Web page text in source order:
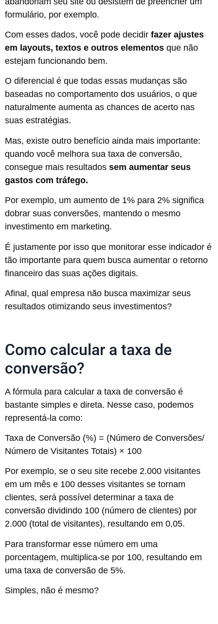
formulário, por exemplo.
Com esses dados, você pode decidir fazer ajustes
em layouts, textos e outros elementos que não
estejam funcionando bem.
O diferencial é que todas essas mudanças são
baseadas no comportamento dos usuários, o que
naturalmente aumenta as chances de acerto nas
suas estratégias.
Mas, existe outro benefício ainda mais importante:
quando você melhora sua taxa de conversão,
consegue mais resultados sem aumentar seus
gastos com tráfego.
Por exemplo, um aumento de 1% para 2% significa
dobrar suas conversões, mantendo o mesmo
investimento em marketing.
É justamente por isso que monitorar esse indicador é
tão importante para quem busca aumentar o retorno
financeiro das suas ações digitais.
Afinal, qual empresa não busca maximizar seus
resultados otimizando seus investimentos?
Como calcular a taxa de
conversão?
A fórmula para calcular a taxa de conversão é
bastante simples e direta. Nesse caso, podemos
representá-la como:
Taxa de Conversão (%) = (Número de Conversões/
Número de Visitantes Totais) × 100
Por exemplo, se o seu site recebe 2.000 visitantes
em um mês e 100 desses visitantes se tornam
clientes, será possível determinar a taxa de
conversão dividindo 100 (número de clientes) por
2.000 (total de visitantes), resultando em 0,05.
Para transformar esse número em uma
porcentagem, multiplica-se por 100, resultando em
uma taxa de conversão de 5%.
Simples, não é mesmo?